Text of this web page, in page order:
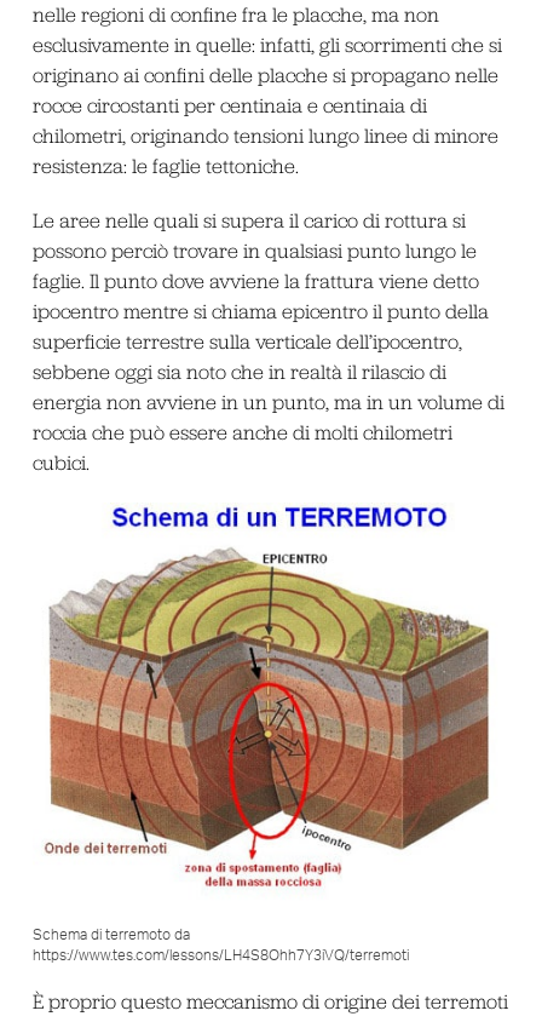
nelle regioni di confine fra le placche, ma non
esclusivamente in quelle: infatti, gli scorrimenti che si
originano ai confini delle placche si propagano nelle
rocce circostanti per centinaia e centinaia di
chilometri, originando tensioni lungo linee di minore
resistenza: le faglie tettoniche.
Le aree nelle quali si supera il carico di rottura si
possono perciò trovare in qualsiasi punto lungo le
faglie. Il punto dove avviene la frattura viene detto
ipocentro mentre si chiama epicentro il punto della
superficie terrestre sulla verticale dell’ipocentro,
sebbene oggi sia noto che in realtà il rilascio di
energia non avviene in un punto, ma in un volume di
roccia che può essere anche di molti chilometri
cubici.
Schema di terremoto da
https://www.tes.com/lessons/LH4S8Ohh7Y3iVQ/terremoti
È proprio questo meccanismo di origine dei terremoti